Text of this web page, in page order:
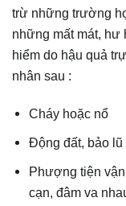
trừ những trường
những mất mát, hư
hiểm do hậu quả
nhân sau :
Cháy hoặc nổ
Động đất, bảo lũ
Phượng tiện
cạn, đâm va